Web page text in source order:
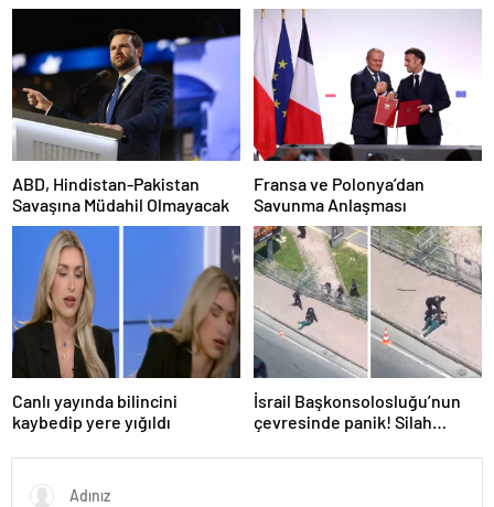
hedef gösterdi
ABD, Hindistan-Pakistan
Savaşına Müdahil Olmayacak
Fransa ve Polonya’dan
Savunma Anlaşması
Canlı yayında bilincini
kaybedip yere yığıldı
İsrail Başkonsolosluğu’nun
çevresinde panik! Silah
açıklama geldi